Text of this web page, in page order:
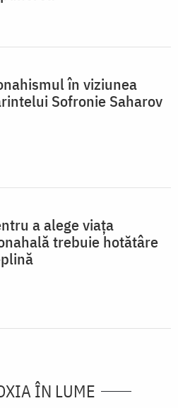
în viziunea
Sofronie Saharov
a alege viața
trebuie hotătâre
ÎN LUME